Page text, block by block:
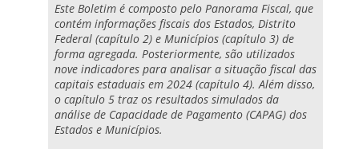
Este Boletim é composto pelo Panorama Fiscal, que
contém informações fiscais dos Estados, Distrito
Federal (capítulo 2) e Municípios (capítulo 3) de
forma agregada. Posteriormente, são utilizados
nove indicadores para analisar a situação fiscal das
capitais estaduais em 2024 (capítulo 4). Além disso,
o capítulo 5 traz os resultados simulados da
análise de Capacidade de Pagamento (CAPAG) dos
Estados e Municípios.